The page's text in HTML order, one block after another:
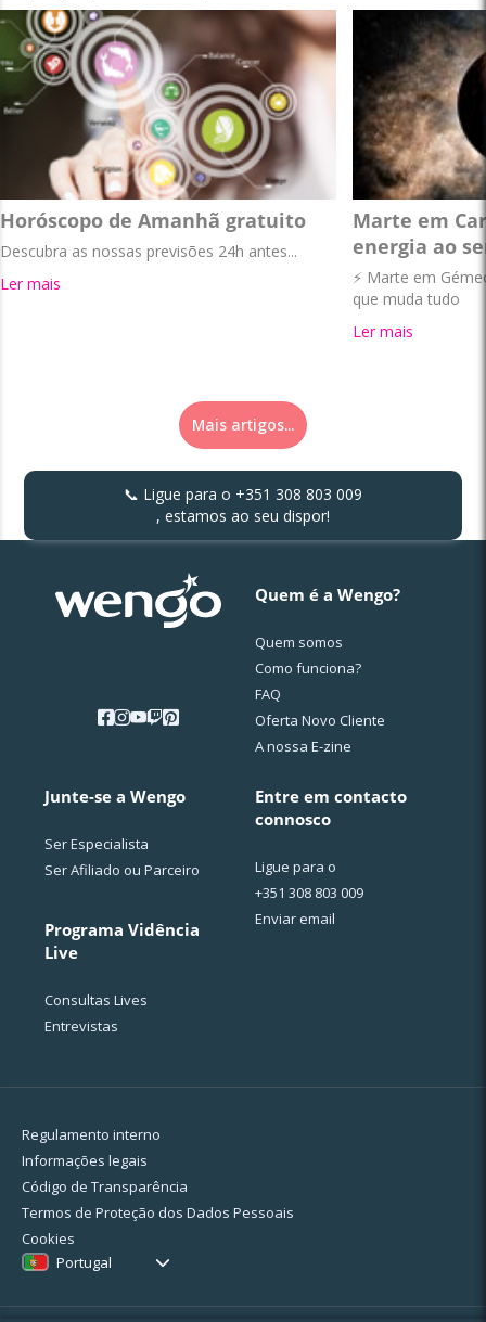
Horóscopo de Amanhã gratuito
Descubra as nossas previsões 24h antes...
Ler mais
Marte em
energia ao
⚡ Marte em
que muda tudo
Ler mais
Mais artigos...
📞 Ligue para o +351 308 803 009
, estamos ao seu dispor!
Quem é a Wengo?
Quem somos
Como funciona?
FAQ
Oferta Novo Cliente
A nossa E-zine
Junte-se a Wengo
Ser Especialista
Ser Afiliado ou Parceiro
Programa Vidência
Live
Consultas Lives
Entrevistas
Entre em contacto
connosco
Ligue para o
+351 308 803 009
Enviar email
Regulamento interno
Informações legais
Código de Transparência
Termos de Proteção dos Dados Pessoais
Cookies
Portugal